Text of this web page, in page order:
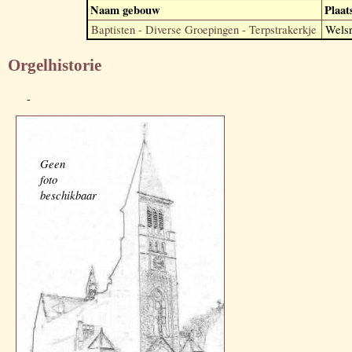
Naam gebouw
Baptisten - Diverse Groepingen - Terpstrakerkje
Orgelhistorie
-
Geen
foto
beschikbaar